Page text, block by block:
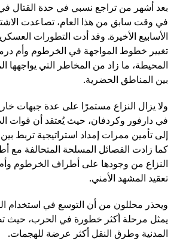
بعد أشهر من تراجع نسبي في حدة القتال
في وقت سابق من هذا العام، تصاعدت
الأسابيع الأخيرة. وقد أدت التطورات
تغيير خطوط المواجهة في الخرطوم وأم
المحيطة، ما زاد من المخاطر التي يواجهها
بين المناطق الحضرية.
ولا يزال النزاع مستمرًا على عدة جبهات
في دارفور وكردفان، حيث يُعتقد أن قوات
إلى تأمين ممرات إمداد استراتيجية تربط
كما زادت الفصائل المسلحة المتحالفة مع
النزاع من وجودها على أطراف الخرطوم
تعقيد المشهد الأمني.
ويحذر محللون من أن التوسع في استخدام
يمثل مرحلة أكثر خطورة في الحرب، حيث
المدنية وطرق النقل أكثر عرضة للهجمات.